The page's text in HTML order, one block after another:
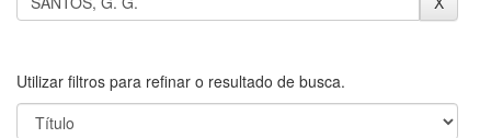
Utilizar filtros para refinar o resultado de busca.